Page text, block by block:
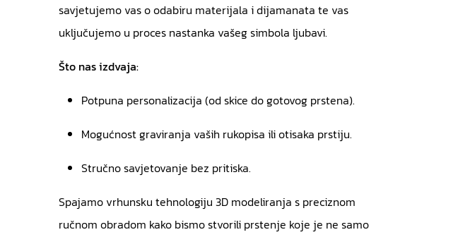
savjetujemo vas o odabiru materijala i dijamanata te vas
uključujemo u proces nastanka vašeg simbola ljubavi.
Što nas izdvaja:
Potpuna personalizacija (od skice do gotovog prstena).
Mogućnost graviranja vaših rukopisa ili otisaka prstiju.
Stručno savjetovanje bez pritiska.
Spajamo vrhunsku tehnologiju 3D modeliranja s preciznom
ručnom obradom kako bismo stvorili prstenje koje je ne samo